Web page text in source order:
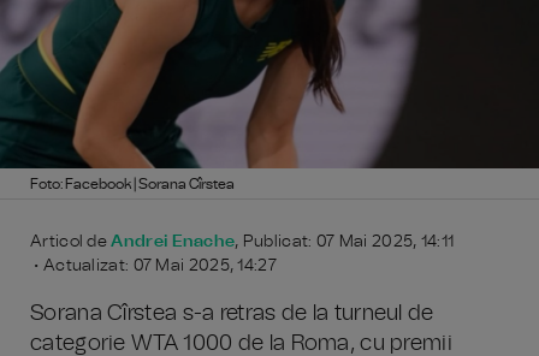
Foto: Facebook | Sorana Cîrstea
Articol deAndrei Enache, Publicat: 07 Mai 2025, 14:11
• Actualizat: 07 Mai 2025, 14:27
Sorana Cîrstea s-a retras de la turneul de
categorie WTA 1000 de la Roma, cu premii